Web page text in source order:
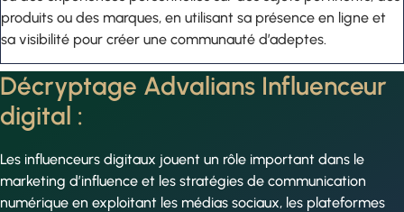
produits ou des marques, en utilisant sa présence en ligne et
sa visibilité pour créer une communauté d’adeptes.
Décryptage Advalians Influenceur
digital :
Les influenceurs digitaux jouent un rôle important dans le
marketing d’influence et les stratégies de communication
numérique en exploitant les médias sociaux, les plateformes